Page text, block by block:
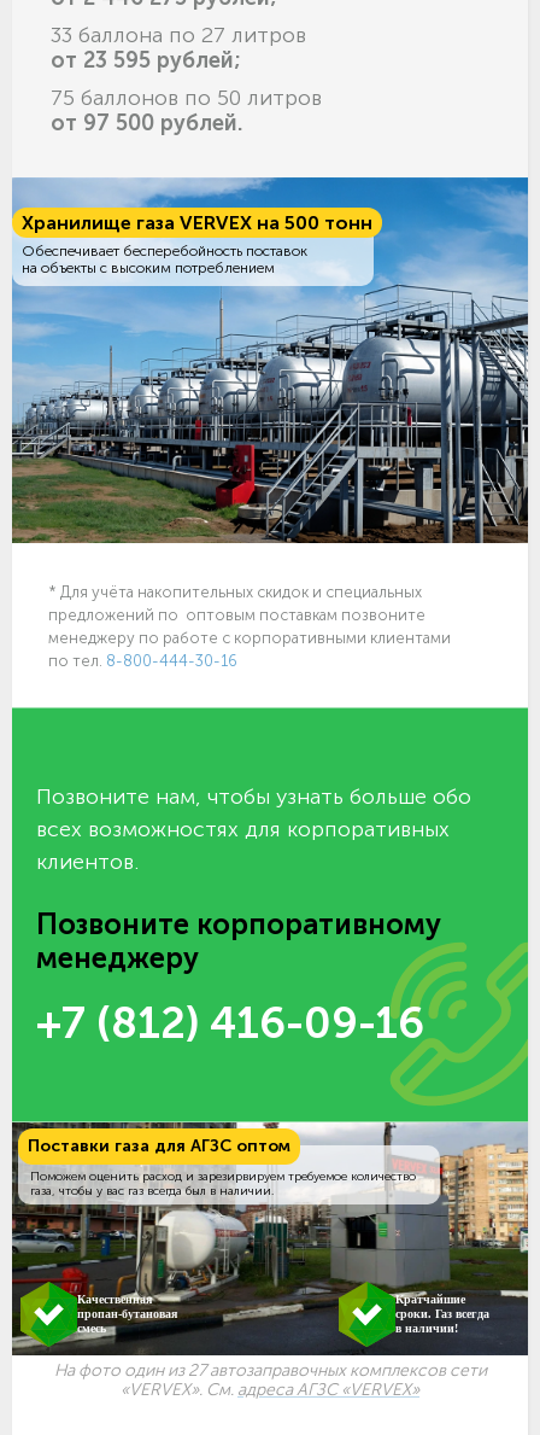
33 баллона по 27 литров
от 23 595 рублей;
75 баллонов по 50 литров
от 97 500 рублей.
Хранилище газа VERVEX на 500 тонн
Обеспечивает бесперебойность поставок
на объекты с высоким потреблением
* Для учёта накопительных скидок и специальных
предложений по оптовым поставкам позвоните
менеджеру по работе с корпоративными клиентами
по тел. 8-800-444-30-16
Позвоните нам, чтобы узнать больше обо
всех возможностях для корпоративных
клиентов.
Позвоните корпоративному
менеджеру
+7 (812) 416-09-16
Поставки газа для АГЗС оптом
Поможем оценить расход и зарезирвируем требуемое количество
газа, чтобы у вас газ всегда был в наличии.
Качественная
пропан-бутановая
смесь
Кратчайшие
сроки. Газ всегда
в наличии!
На фото один из 27 автозаправочных комплексов сети
«VERVEX». См. адреса АГЗС «VERVEX»